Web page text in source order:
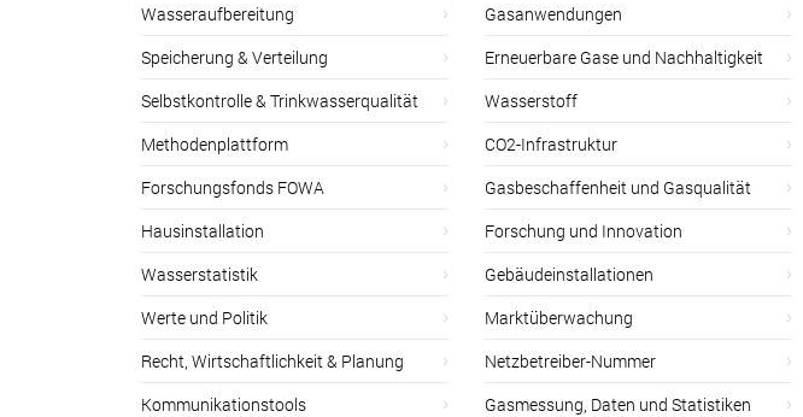
Wasseraufbereitung
Speicherung & Verteilung
Selbstkontrolle & Trinkwasserqualität
Methodenplattform
Forschungsfonds FOWA
Hausinstallation
Wasserstatistik
Werte und Politik
Recht, Wirtschaftlichkeit & Planung
Kommunikationstools
Gasanwendungen
Erneuerbare Gase und Nachhaltigkeit
Wasserstoff
CO2-Infrastruktur
Gasbeschaffenheit und Gasqualität
Forschung und Innovation
Gebäudeinstallationen
Marktüberwachung
Netzbetreiber-Nummer
Gasmessung, Daten und Statistiken